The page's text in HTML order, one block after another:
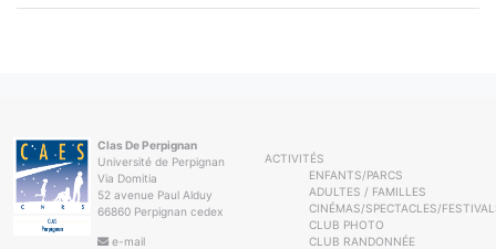
Clas De Perpignan
Université de Perpignan
Via Domitia
52 avenue Paul Alduy
66860 Perpignan cedex
e-mail
ACTIVITÉS
ENFANTS/PARCS
ADULTES / FAMILLES
CINÉMAS/SPECTACLES/
CLUB PHOTO
CLUB RANDONNÉE